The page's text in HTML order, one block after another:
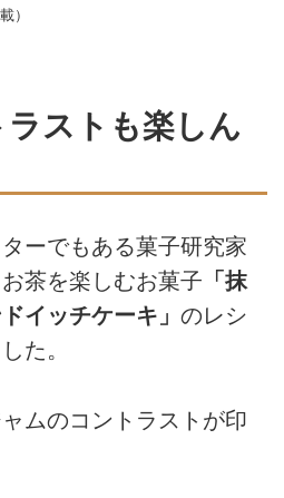
）
ストも楽しん
ーでもある菓子研究家
茶を楽しむお菓子 「抹
イッチケーキ」 のレシ
た。
ムのコントラストが印